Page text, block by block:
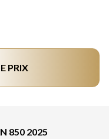
PRIX
850 2025